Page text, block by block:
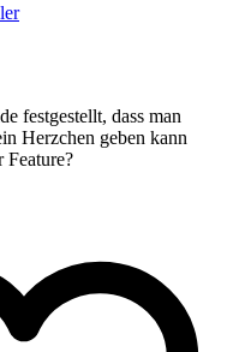
festgestellt, dass man
Herzchen geben kann
Feature?